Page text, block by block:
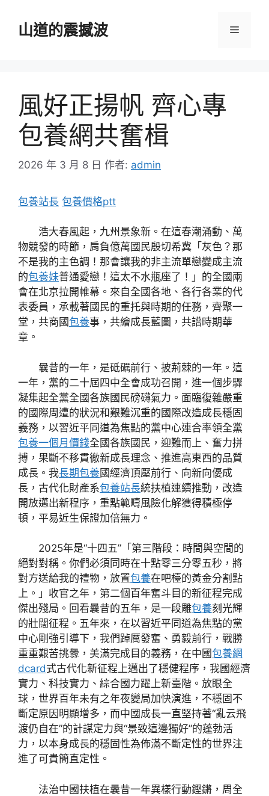
山道的震撼波 選
風好正揚帆 齊心專
包養網共奮楫
2026 年 3 月 8 日 作者: admin
包養站長 包養價格ptt
浩大春風起，九州景象新。在這春潮涌動、萬
物競發的時節，肩負億萬國民殷切希冀「灰色？那
不是我的主色調！那會讓我的非主流單戀變成主流
的包養妹普通愛戀！這太不水瓶座了！」的全國兩
會在北京拉開帷幕。來自全國各地、各行各業的代
表委員，承載著國民的重托與時期的任務，齊聚一
堂，共商國包養事，共繪成長藍圖，共譜時期華
章。
曩昔的一年，是砥礪前行、披荊棘的一年。這
一年，黨的二十屆四中全會成功召開，進一個步驟
凝集起全黨全國各族國民磅礴氣力。面臨復雜嚴重
的國際周遭的狀況和艱難沉重的國際改造成長穩固
義務，以習近平同道為焦點的黨中心連合率領全黨
包養一個月價錢全國各族國民，迎難而上、奮力拼
搏，果斷不移貫徹新成長理念、推進高東西的品質
成長。我長期包養國經濟頂壓前行、向新向優成
長，古代化財產系包養站長統扶植連續推動，改造
開放邁出新程序，重點範疇風險化解獲得積極停
頓，平易近生保證加倍無力。
2025年是“十四五”「第三階段：時間與空間的
絕對對稱。你們必須同時在十點零三分零五秒，將
對方送給我的禮物，放置包養在吧檯的黃金分割點
上。」收官之年，第二個百年奮斗目的新征程完成
傑出殘局。回看曩昔的五年，是一段雕包養刻光輝
的壯闊征程。五年來，在以習近平同道為焦點的黨
中心剛強引導下，我們踔厲發奮、勇毅前行，戰勝
重重艱苦挑釁，美滿完成目的義務，在中國包養網
dcard式古代化新征程上邁出了穩健程序，我國經濟
實力、科技實力、綜合國力躍上新臺階。放眼全
球，世界百年未有之年夜變局加快演進，不穩固不
斷定原因明顯增多，而中國成長一直堅持著“亂云飛
渡仍自在”的計謀定力與“景致這邊獨好”的蓬勃活
力，以本身成長的穩固性為佈滿不斷定性的世界注
進了可貴簡直定性。
法治中國扶植在曩昔一年異樣行動鏗鏘，周全